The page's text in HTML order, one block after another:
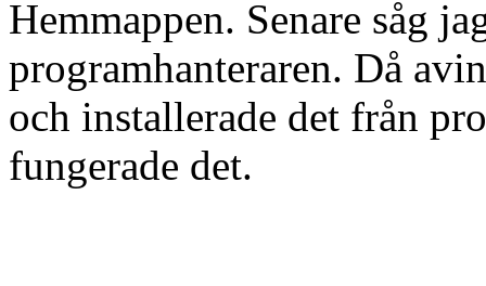
Hemmappen. Senare såg
programhanteraren. Då
och installerade det från
fungerade det.